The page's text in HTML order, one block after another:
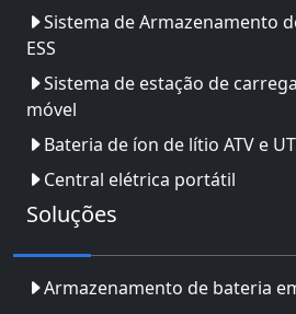
Sistema de Armazenamento
ESS
Sistema de estação de
móvel
Bateria de íon de lítio ATV e
Central elétrica portátil
Soluções
Armazenamento de bateria